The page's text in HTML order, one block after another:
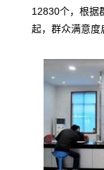
12830个，根据
起，群众满意度